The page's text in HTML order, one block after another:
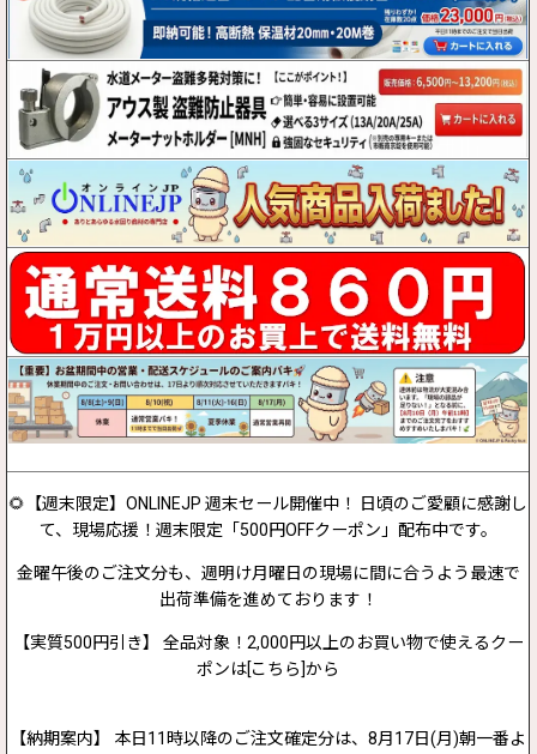
🌻【週末限定】ONLINEJP 週末セール開催中！ 日頃のご愛顧に感謝し
て、現場応援！週末限定「500円OFFクーポン」配布中です。
金曜午後のご注文分も、週明け月曜日の現場に間に合うよう最速で
出荷準備を進めております！
【実質500円引き】 全品対象！2,000円以上のお買い物で使えるクー
ポンは[こちら]から
【納期案内】 本日11時以降のご注文確定分は、8月17日(月)朝一番よ